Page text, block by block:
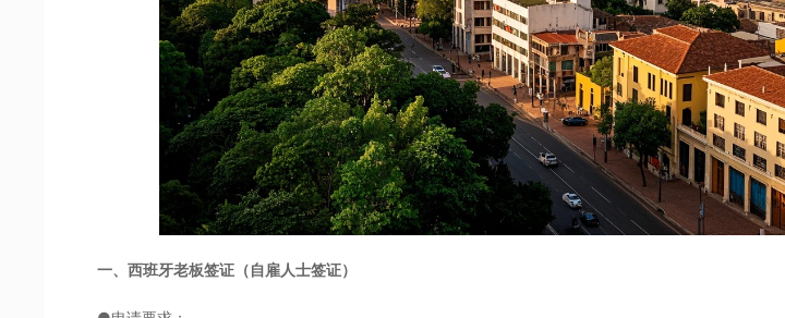
一、西班牙老板签证（自雇人士签证）